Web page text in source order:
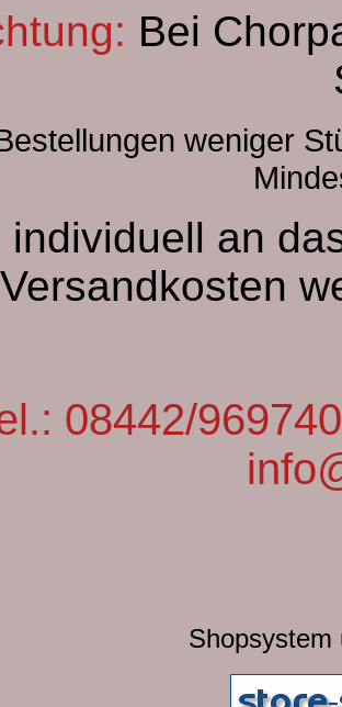
Bei
weniger
individuell an
Versandkosten
08442/